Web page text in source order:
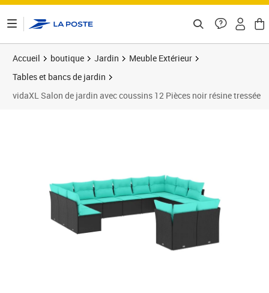
Accueil boutique Jardin
Meuble Extérieur
Tables et bancs de jardin
vidaXL Salon de jardin avec coussins 12 Pièces noir résine tressée